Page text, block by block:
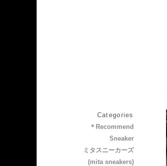
Categories
＊Recommend
Sneaker
ミタスニーカーズ
(mita sneakers)